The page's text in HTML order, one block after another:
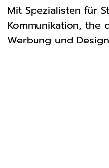
Mit Spezialisten für
Kommunikation, the
Werbung und Design